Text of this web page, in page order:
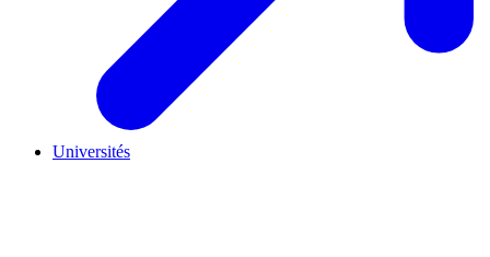
Universités